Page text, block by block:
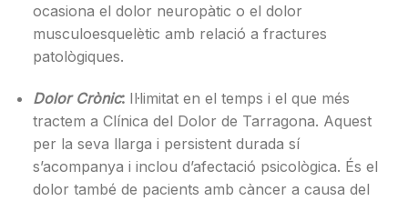
ocasiona el dolor neuropàtic o el dolor
musculoesquelètic amb relació a fractures
patològiques.
Dolor Crònic:Il·limitat en el temps i el que més
tractem a Clínica del Dolor de Tarragona. Aquest
per la seva llarga i persistent durada sí
s’acompanya i inclou d’afectació psicològica. És el
dolor també de pacients amb càncer a causa del